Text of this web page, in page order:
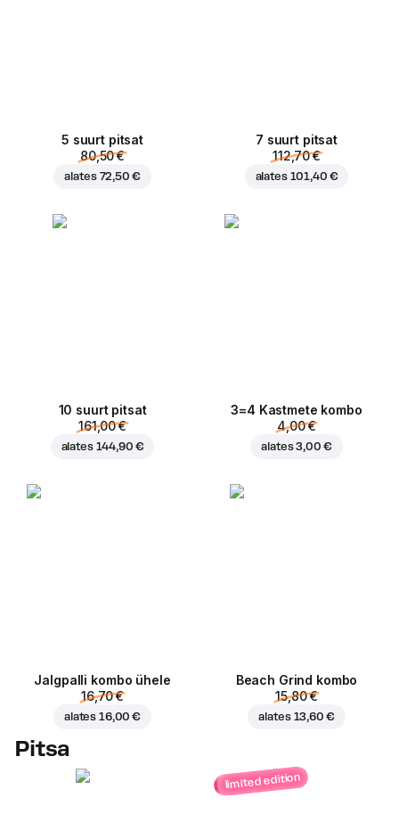
5 suurt pitsat
80,50 €
alates 72,50 €
7 suurt pitsat
112,70 €
alates 101,40 €
10 suurt pitsat
161,00 €
alates 144,90 €
3=4 Kastmete kombo
4,00 €
alates3,00 €
Jalgpalli kombo ühele
16,70 €
alates 16,00 €
Beach Grind kombo
15,80 €
alates 13,60 €
Pitsa
limited edition